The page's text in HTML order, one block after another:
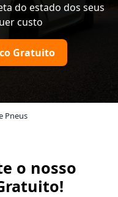
do estado dos seus
custo
Gratuito
Pneus
o nosso